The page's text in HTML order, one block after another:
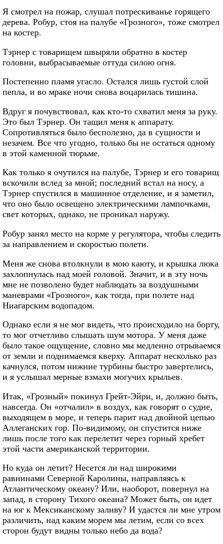
Я смотрел на пожар, слушал потрескиванье горящего
дерева. Робур, стоя на палубе «Грозного», тоже смотрел
на костер.
Тэрнер с товарищем швыряли обратно в костер
головни, выбрасываемые оттуда силою огня.
Постепенно пламя угасло. Остался лишь густой слой
пепла, и во мраке ночи снова воцарилась тишина.
Вдруг я почувствовал, как кто-то схватил меня за руку.
Это был Тэрнер. Он тащил меня к аппарату.
Сопротивляться было бесполезно, да в сущности и
незачем. Все что угодно, только бы не остаться одному
в этой каменной тюрьме.
Как только я очутился на палубе, Тэрнер и его товарищ
вскочили вслед за мной; последний встал на носу, а
Тэрнер спустился в машинное отделение, и я заметил,
что оно было освещено электрическими лампочками,
свет которых, однако, не проникал наружу.
Робур занял место на корме у регулятора, чтобы следить
за направлением и скоростью полети.
Меня же снова втолкнули в мою каюту, и крышка люка
захлопнулась над моей головой. Значит, и в эту ночь
мне не позволено будет наблюдать за воздушными
маневрами «Грозного», как тогда, при полете над
Ниагарским водопадом.
Однако если я не мог видеть, что происходило на борту,
то мог отчетливо слышать шум мотора. У меня даже
было такое ощущение, словно мы медленно отрываемся
от земли и поднимаемся кверху. Аппарат несколько раз
качнулся, потом нижние турбины быстро завертелись,
и я услышал мерные взмахи могучих крыльев.
Итак, «Грозный» покинул Грейт-Эйри, и, должно быть,
навсегда. Он «отчалил» в воздух, как говорят о судне,
выходящем в море, и теперь парит над двойной цепью
Аллеганских гор. По-видимому, он спустится ниже
лишь после того как перелетит через горный хребет
этой части американской территории.
Но куда он летит? Несется ли над широкими
равнинами Северной Каролины, направляясь к
Атлантическому океану? Или, наоборот, повернул на
запад, в сторону Тихого океана? Может быть, он идет
на юг к Мексиканскому заливу? И удастся ли мне утром
различить, над каким морем мы летим, если со всех
сторон будут видны только небо да вода?